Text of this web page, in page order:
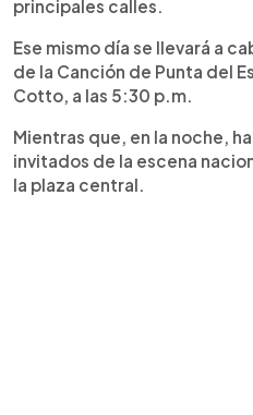
principales calles.
Ese mismo día se llevará a
de la Canción de Punta del
Cotto, a las 5:30 p.m.
Mientras que, en la noche,
invitados de la escena
la plaza central.